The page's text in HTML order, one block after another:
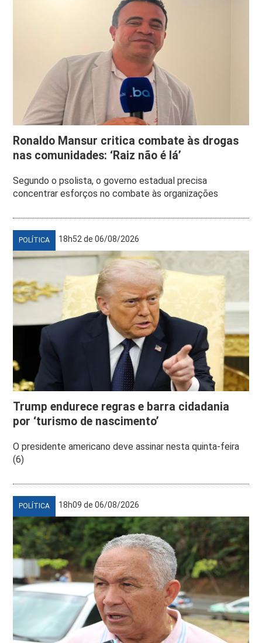
Ronaldo Mansur critica combate às drogas
nas comunidades: ‘Raiz não é lá’
Segundo o psolista, o governo estadual precisa
concentrar esforços no combate às organizações
POLÍTICA 18h52 de 06/08/2026
Trump endurece regras e barra cidadania
por ‘turismo de nascimento’
O presidente americano deve assinar nesta quinta-feira
(6)
POLÍTICA 18h09 de 06/08/2026